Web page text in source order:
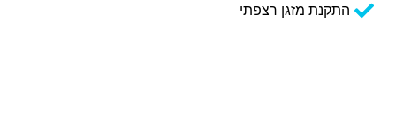
התקנת מזגן רצפתי